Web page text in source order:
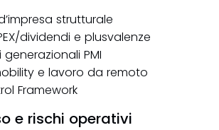
strutturale
dividendi e plusvalenze
PMI
e lavoro da remoto
Framework
e rischi operativi